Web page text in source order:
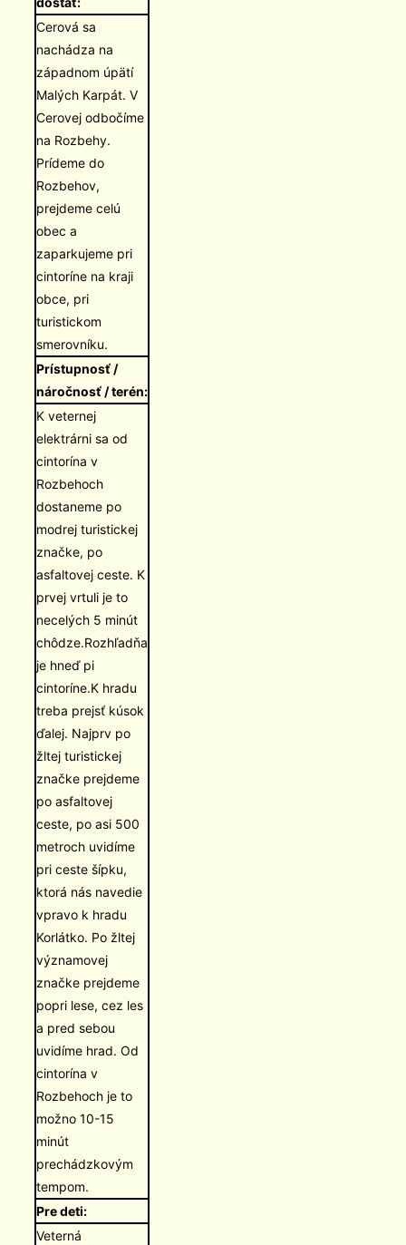
Cerová sa
nachádza na
západnom úpätí
Malých Karpát. V
Cerovej odbočíme
na Rozbehy.
Prídeme do
Rozbehov,
prejdeme celú
obec a
zaparkujeme pri
cintoríne na kraji
obce, pri
turistickom
smerovníku.
Prístupnosť /
náročnosť / terén:
K veternej
elektrárni sa od
cintorína v
Rozbehoch
dostaneme po
modrej turistickej
značke, po
asfaltovej ceste. K
prvej vrtuli je to
necelých 5 minút
chôdze.Rozhľadňa
je hneď pi
cintoríne.K hradu
treba prejsť kúsok
ďalej. Najprv po
žltej turistickej
značke prejdeme
po asfaltovej
ceste, po asi 500
metroch uvidíme
pri ceste šípku,
ktorá nás navedie
vpravo k hradu
Korlátko. Po žltej
významovej
značke prejdeme
popri lese, cez les
a pred sebou
uvidíme hrad. Od
cintorína v
Rozbehoch je to
možno 10-15
minút
prechádzkovým
tempom.
Pre deti:
Veterná